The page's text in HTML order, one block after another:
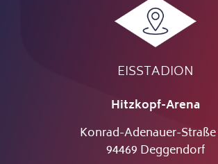
EISSTADION
Hitzkopf-Arena
Konrad-Adenauer-Straße
94469 Deggendorf